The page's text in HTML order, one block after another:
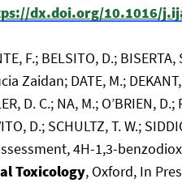
dx.doi.org/10.1016/
F.; BELSITO, D.;
Zaidan; DATE, M.;
D. C.; NA, M.; O’BRIEN,
D.; SCHULTZ, T. W.;
4H-1,3-
Toxicology, Oxford, In